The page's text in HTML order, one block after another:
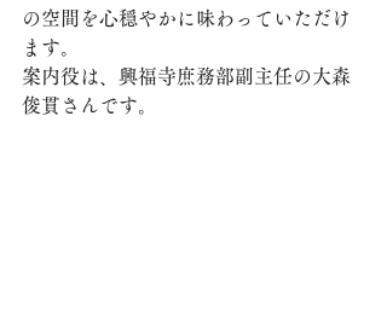
の空間を心穏やかに味わっていただけ
ます。
案内役は、興福寺庶務部副主任の大森
俊貫さんです。